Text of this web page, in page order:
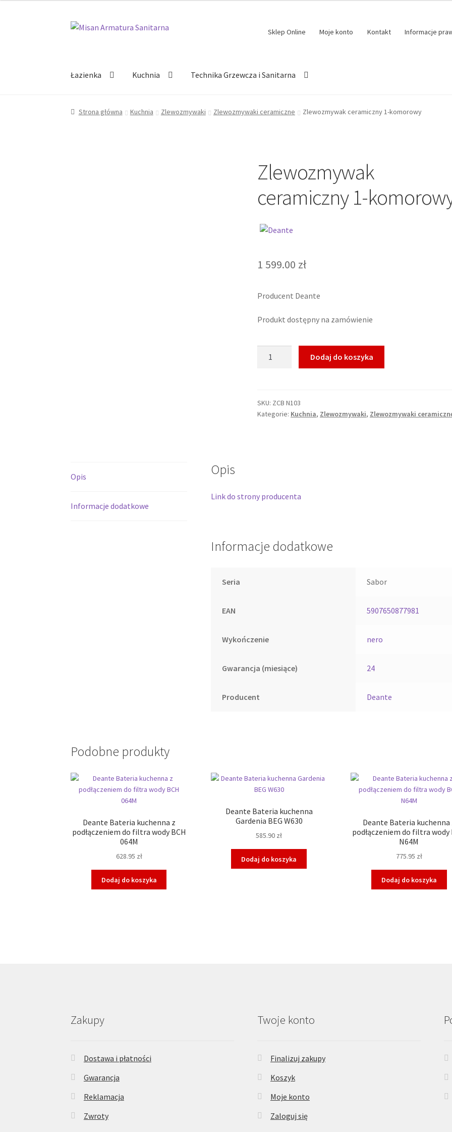
Przejdź
Przejdź
Sklep Online Moje konto Kontakt Informacje
Łazienka Kuchnia Technika Grzewcza i Sanitarna
Strona główna Kuchnia Zlewozmywaki Zlewozmywaki ceramiczne Zlewozmywak ceramiczny 1-komorowy
Zlewozmywak
ceramiczny 1-
1 599.00 zł
Producent Deante
Produkt dostępny na zamówienie
komorowy
Dodaj do koszyka
SKU: ZCB N103
Kategorie: Kuchnia, Zlewozmywaki, Zlewozmywaki
Opis
Informacje dodatkowe
Opis
Link do strony producenta
Informacje dodatkowe
Seria Sabor
EAN 5907650877981
Wykończenie nero
Gwarancja (miesiące) 24
Producent Deante
Podobne produkty
Deante Bateria kuchenna z
podłączeniem do filtra wody BCH
064M
628.95 zł
Dodaj do koszyka
Deante Bateria kuchenna
Gardenia BEG W630
585.90 zł
Dodaj do koszyka
Deante Bateria kuchenna
podłączeniem do filtra wody
N64M
775.95 zł
Dodaj do koszyka
Zakupy
Dostawa i płatności
Gwarancja
Reklamacja
Zwroty
Twoje konto
Finalizuj zakupy
Koszyk
Moje konto
Zaloguj się